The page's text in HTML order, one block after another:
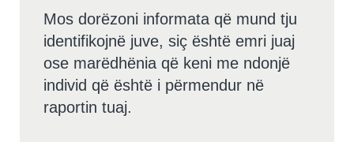
Mos dorëzoni informata që mund tju
identifikojnë juve, siç është emri juaj
ose marëdhënia që keni me ndonjë
individ që është i përmendur në
raportin tuaj.